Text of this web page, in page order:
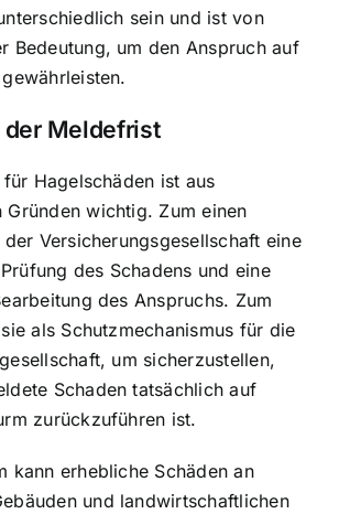
sein und ist von
Bedeutung, um den Anspruch auf
der Meldefrist
Hagelschäden ist aus
Gründen wichtig. Zum einen
Versicherungsgesellschaft eine
des Schadens und eine
des Anspruchs. Zum
als Schutzmechanismus für die
um sicherzustellen,
Schaden tatsächlich auf
zurückzuführen ist.
kann erhebliche Schäden an
und landwirtschaftlichen